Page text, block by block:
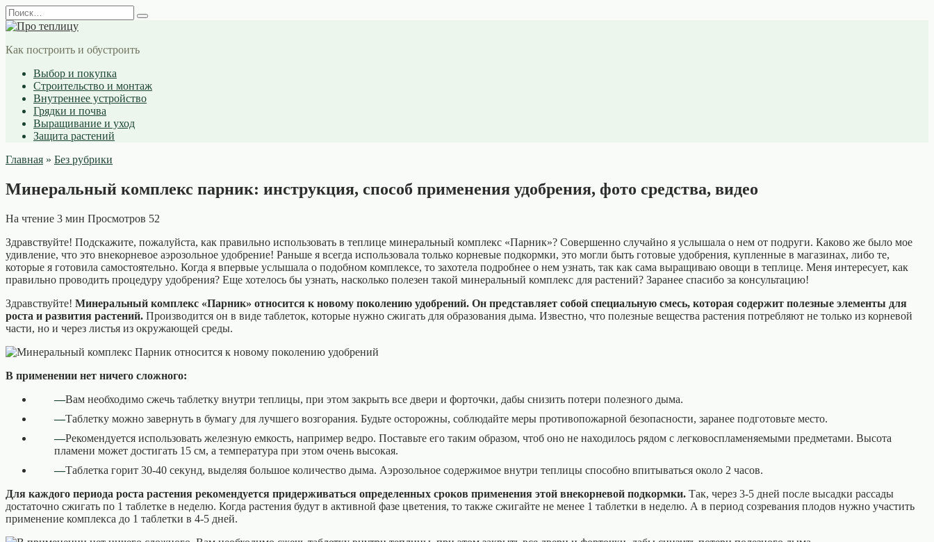
Перейти
к
содержанию
Search
for:
Как построить и обустроить
Выбор и покупка
Строительство и монтаж
Внутреннее устройство
Грядки и почва
Выращивание и уход
Защита растений
Главная » Без рубрики
Минеральный комплекс парник: инструкция, способ применения удобрения, фото средства, видео
На чтение 3 мин Просмотров 52
Здравствуйте! Подскажите, пожалуйста, как правильно использовать в теплице минеральный комплекс «Парник»? Совершенно случайно я услышала о нем от подруги. Каково же было мое
удивление, что это внекорневое аэрозольное удобрение! Раньше я всегда использовала только корневые подкормки, это могли быть готовые удобрения, купленные в магазинах, либо те,
которые я готовила самостоятельно. Когда я впервые услышала о подобном комплексе, то захотела подробнее о нем узнать, так как сама выращиваю овощи в теплице. Меня интересует, как
правильно проводить процедуру удобрения? Еще хотелось бы узнать, насколько полезен такой минеральный комплекс для растений? Заранее спасибо за консультацию!
Здравствуйте! Минеральный комплекс «Парник» относится к новому поколению удобрений. Он представляет собой специальную смесь, которая содержит полезные элементы для
роста и развития растений. Производится он в виде таблеток, которые нужно сжигать для образования дыма. Известно, что полезные вещества растения потребляют не только из корневой
части, но и через листья из окружающей среды.
В применении нет ничего сложного:
Вам необходимо сжечь таблетку внутри теплицы, при этом закрыть все двери и форточки, дабы снизить потери полезного дыма.
Таблетку можно завернуть в бумагу для лучшего возгорания. Будьте осторожны, соблюдайте меры противопожарной безопасности, заранее подготовьте место.
Рекомендуется использовать железную емкость, например ведро. Поставьте его таким образом, чтоб оно не находилось рядом с легковоспламеняемыми предметами. Высота
пламени может достигать 15 см, а температура при этом очень высокая.
Таблетка горит 30-40 секунд, выделяя большое количество дыма. Аэрозольное содержимое внутри теплицы способно впитываться около 2 часов.
Для каждого периода роста растения рекомендуется придерживаться определенных сроков применения этой внекорневой подкормки. Так, через 3-5 дней после высадки рассады
достаточно сжигать по 1 таблетке в неделю. Когда растения будут в активной фазе цветения, то также сжигайте не менее 1 таблетки в неделю. А в период созревания плодов нужно участить
применение комплекса до 1 таблетки в 4-5 дней.